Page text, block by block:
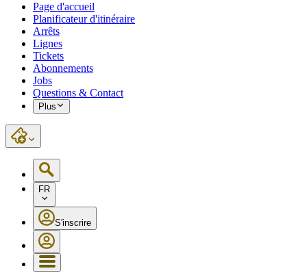
Page d'accueil
Planificateur d'itinéraire
Arrêts
Lignes
Tickets
Abonnements
Jobs
Questions & Contact
Plus
FR
S'inscrire